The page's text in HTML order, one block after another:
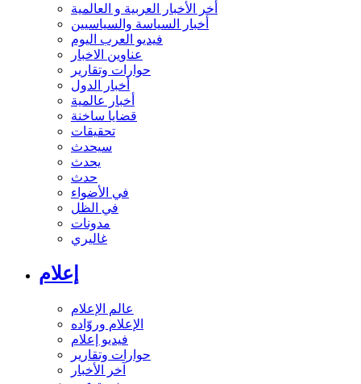
أخر الأخبار العربية و العالمية
أخبار السياسة والسياسيين
فيديو العرب اليوم
عناوين الاخبار
حوارات وتقارير
أخبار الدول
أخبار عالمية
قضايا ساخنة
تحقيقات
سيحدث
يحدث
حدث
في الأضواء
في الظل
مدونات
غاليري
إعلام
عالم الإعلام
الإعلام وروّاده
فيديو إعلام
حوارات وتقارير
آخر الأخبار